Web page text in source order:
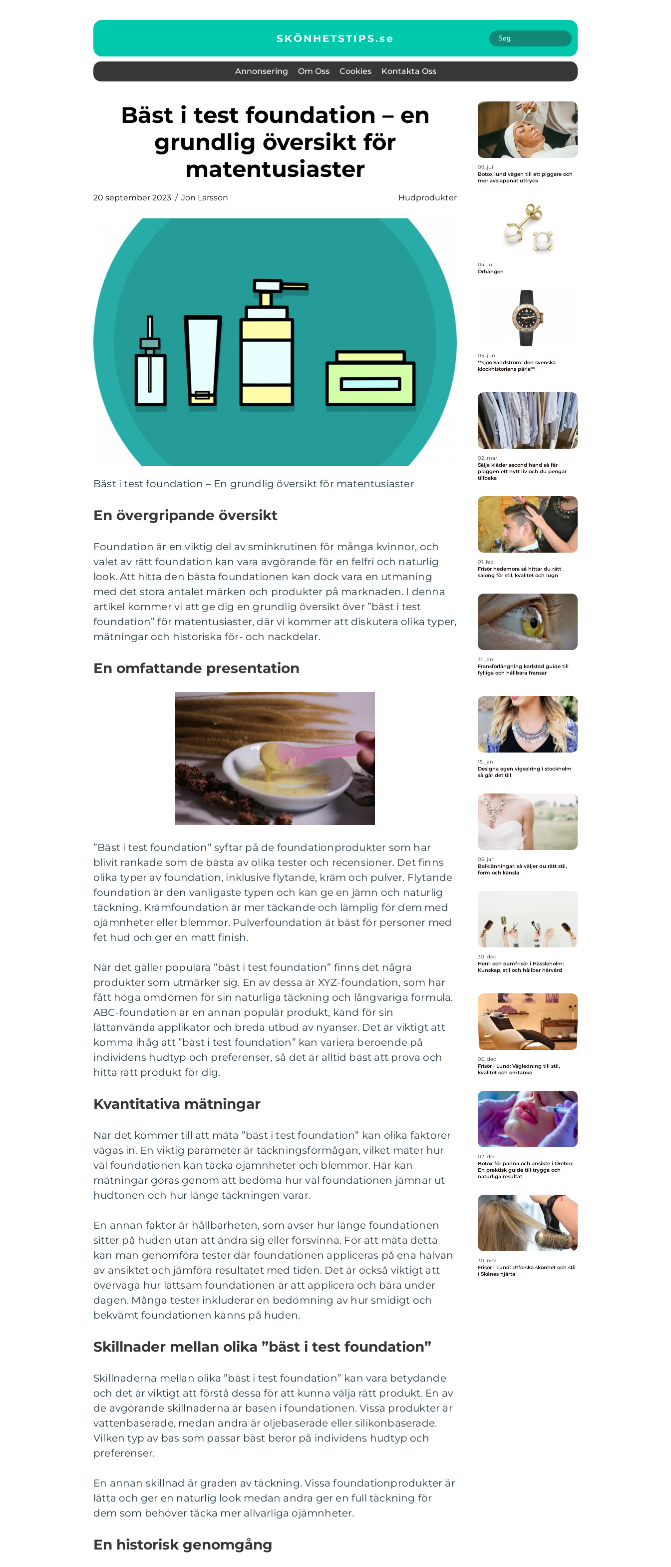
SKÖNHETSTIPS.se
Annonsering Om Oss Cookies Kontakta Oss
Bäst i test foundation – en
grundlig översikt för
matentusiaster
20 september 2023 Jon Larsson Hudprodukter
Bäst i test foundation – En grundlig översikt för matentusiaster
En övergripande översikt
Foundation är en viktig del av sminkrutinen för många kvinnor, och
valet av rätt foundation kan vara avgörande för en felfri och naturlig
look. Att hitta den bästa foundationen kan dock vara en utmaning
med det stora antalet märken och produkter på marknaden. I denna
artikel kommer vi att ge dig en grundlig översikt över ”bäst i test
foundation” för matentusiaster, där vi kommer att diskutera olika typer,
mätningar och historiska för- och nackdelar.
En omfattande presentation
”Bäst i test foundation” syftar på de foundationprodukter som har
blivit rankade som de bästa av olika tester och recensioner. Det finns
olika typer av foundation, inklusive flytande, kräm och pulver. Flytande
foundation är den vanligaste typen och kan ge en jämn och naturlig
täckning. Krämfoundation är mer täckande och lämplig för dem med
ojämnheter eller blemmor. Pulverfoundation är bäst för personer med
fet hud och ger en matt finish.
När det gäller populära ”bäst i test foundation” finns det några
produkter som utmärker sig. En av dessa är XYZ-foundation, som har
fått höga omdömen för sin naturliga täckning och långvariga formula.
ABC-foundation är en annan populär produkt, känd för sin
lättanvända applikator och breda utbud av nyanser. Det är viktigt att
komma ihåg att ”bäst i test foundation” kan variera beroende på
individens hudtyp och preferenser, så det är alltid bäst att prova och
hitta rätt produkt för dig.
Kvantitativa mätningar
När det kommer till att mäta ”bäst i test foundation” kan olika faktorer
vägas in. En viktig parameter är täckningsförmågan, vilket mäter hur
väl foundationen kan täcka ojämnheter och blemmor. Här kan
mätningar göras genom att bedöma hur väl foundationen jämnar ut
hudtonen och hur länge täckningen varar.
En annan faktor är hållbarheten, som avser hur länge foundationen
sitter på huden utan att ändra sig eller försvinna. För att mäta detta
kan man genomföra tester där foundationen appliceras på ena halvan
av ansiktet och jämföra resultatet med tiden. Det är också viktigt att
överväga hur lättsam foundationen är att applicera och bära under
dagen. Många tester inkluderar en bedömning av hur smidigt och
bekvämt foundationen känns på huden.
Skillnader mellan olika ”bäst i test foundation”
Skillnaderna mellan olika ”bäst i test foundation” kan vara betydande
och det är viktigt att förstå dessa för att kunna välja rätt produkt. En av
de avgörande skillnaderna är basen i foundationen. Vissa produkter är
vattenbaserade, medan andra är oljebaserade eller silikonbaserade.
Vilken typ av bas som passar bäst beror på individens hudtyp och
preferenser.
En annan skillnad är graden av täckning. Vissa foundationprodukter är
lätta och ger en naturlig look medan andra ger en full täckning för
dem som behöver täcka mer allvarliga ojämnheter.
En historisk genomgång
09. jul
Botox lund vägen till ett piggare och
mer avslappnat uttryck
04. jul
Örhängen
03. jun
**sjöö Sandström: den svenska
klockhistoriens pärla**
02. mar
Sälja kläder second hand så får
plaggen ett nytt liv och du pengar
tillbaka
01. feb
Frisör hedemora så hittar du rätt
salong för stil, kvalitet och lugn
31. jan
Fransförlängning karlstad guide till
fylliga och hållbara fransar
15. jan
Designa egen vigselring i stockholm
så går det till
05. jan
Balklänningar: så väljer du rätt stil,
form och känsla
30. dec
Herr- och damfrisör i Hässleholm:
Kunskap, stil och hållbar hårvård
06. dec
Frisör i Lund: Vägledning till stil,
kvalitet och omtanke
02. dec
Botox för panna och ansikte i Örebro:
En praktisk guide till trygga och
naturliga resultat
30. nov
Frisör i Lund: Utforska skönhet och stil
i Skånes hjärta